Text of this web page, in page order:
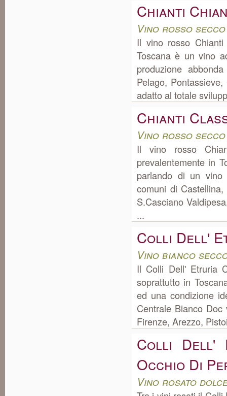
Chianti
Vino rosso
Il vino rosso
Toscana è un vino
produzione
Pelago,
adatto al totale
Chianti
Vino rosso
Il vino rosso
prevalentemente in
parlando di un vino
comuni di
S.Casciano
...
Colli Dell'
Vino bianco
Il Colli Dell' Etruria
soprattutto in
ed una condizione
Centrale Bianco
Firenze, Arezzo,
Colli Dell'
Occhio Di
Vino rosato